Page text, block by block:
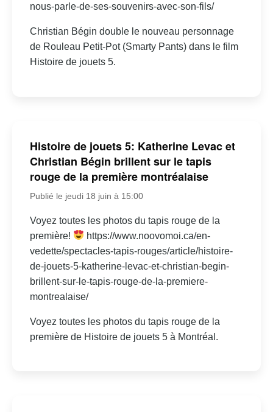
nous-parle-de-ses-souvenirs-avec-son-fils/
Christian Bégin double le nouveau personnage
de Rouleau Petit-Pot (Smarty Pants) dans le film
Histoire de jouets 5.
Histoire de jouets 5: Katherine Levac et
Christian Bégin brillent sur le tapis
rouge de la première montréalaise
Publié le jeudi 18 juin à 15:00
Voyez toutes les photos du tapis rouge de la
première!
https://www.noovomoi.ca/en-
vedette/spectacles-tapis-rouges/article/histoire-
de-jouets-5-katherine-levac-et-christian-begin-
brillent-sur-le-tapis-rouge-de-la-premiere-
montrealaise/
Voyez toutes les photos du tapis rouge de la
première de Histoire de jouets 5 à Montréal.